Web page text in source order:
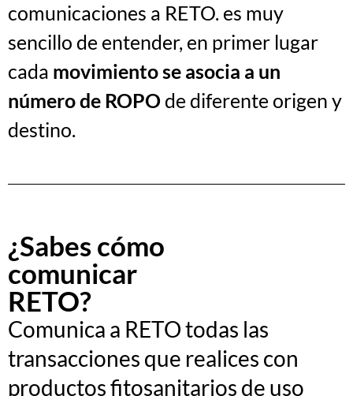
comunicaciones a RETO. es muy
sencillo de entender, en primer lugar
cada movimiento se asocia a un
número de ROPO de diferente origen y
destino.
¿Sabes cómo
comunicar
RETO?
Comunica a RETO todas las
transacciones que realices con
productos fitosanitarios de uso